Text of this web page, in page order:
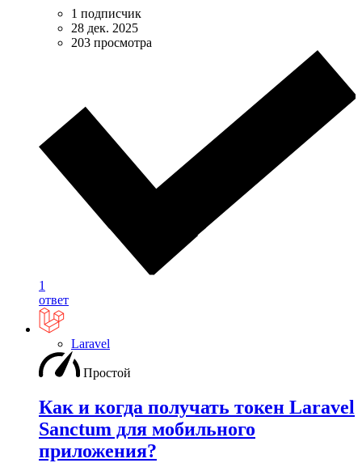
1 подписчик
28 дек. 2025
203 просмотра
1
ответ
Laravel
Простой
Как и когда получать токен Laravel
Sanctum для мобильного
приложения?